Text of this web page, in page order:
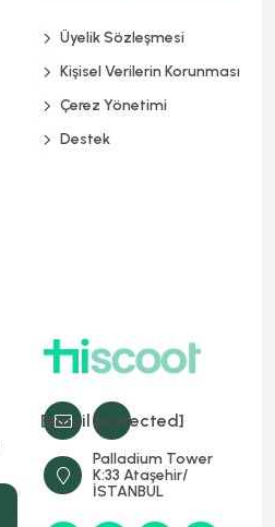
[email protected]
Palladium Tower
K:33 Ataşehir/
İSTANBUL
Üyelik Sözleşmesi
Kişisel Verilerin Korunması
Çerez Yönetimi
Destek